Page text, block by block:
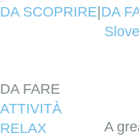
DA SCOPRIRE DA
DA FARE
ATTIVITÀ
RELAX
A